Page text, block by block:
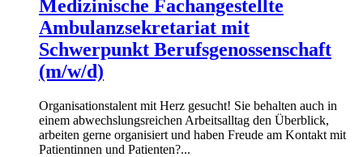
Medizinische Fachangestellte
Ambulanzsekretariat mit
Schwerpunkt Berufsgenossenschaft
(m/w/d)
Organisationstalent mit Herz gesucht! Sie behalten auch in
einem abwechslungsreichen Arbeitsalltag den Überblick,
arbeiten gerne organisiert und haben Freude am Kontakt mit
Patientinnen und Patienten?...